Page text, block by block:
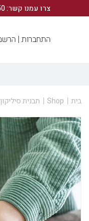
צרו עמנו קשר: 09-9566550
הירשמו לניוזלטר שלנו ותיהנו מ- 10% הנחה
התחברות |
בית Shop תבנית